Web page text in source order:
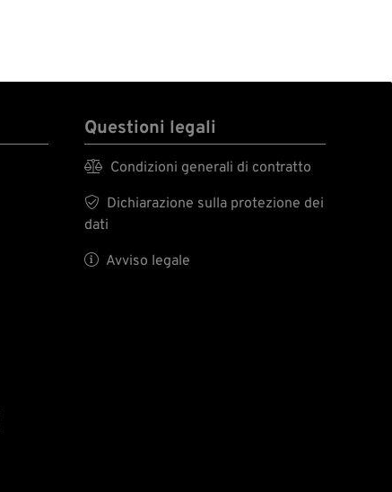
Questioni legali
 Condizioni generali di contratto

Dichiarazione sulla protezione dei
dati
 Avviso legale